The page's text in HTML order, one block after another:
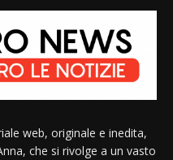
web, originale e inedita,
che si rivolge a un vasto